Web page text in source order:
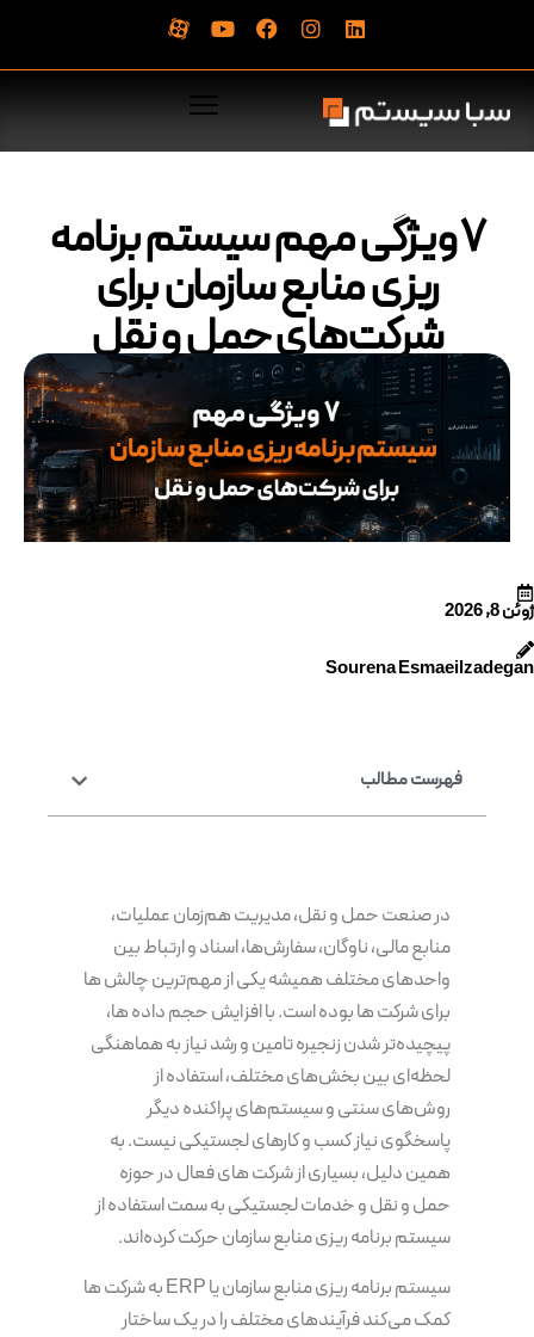
۷ ویژگی مهم سیستم برنامه‌
ریزی منابع سازمان برای
شرکت‌های حمل‌ و نقل
ژوئن 8, 2026
Sourena Esmaeilzadegan
فهرست مطالب
در صنعت حمل و نقل، مدیریت هم‌زمان عملیات،
منابع مالی، ناوگان، سفارش‌ها، اسناد و ارتباط بین
واحدهای مختلف همیشه یکی از مهم‌ترین چالش ها
برای شرکت ها بوده است. با افزایش حجم داده ها،
پیچیده‌تر شدن زنجیره تامین و رشد نیاز به هماهنگی
لحظه‌ای بین بخش‌های مختلف، استفاده از
روش‌های سنتی و سیستم‌های پراکنده دیگر
پاسخگوی نیاز کسب و کارهای لجستیکی نیست. به
همین دلیل، بسیاری از شرکت های فعال در حوزه
حمل و نقل و خدمات لجستیکی به سمت استفاده از
سیستم برنامه‌ ریزی منابع سازمان حرکت کرده‌اند.
سیستم برنامه‌ ریزی منابع سازمان یا ERP به شرکت ها
کمک می‌کند فرآیندهای مختلف را در یک ساختار